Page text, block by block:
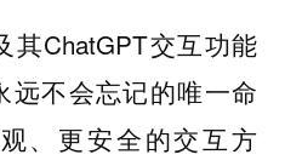
其ChatGPT交互功能
远不会忘记的唯一命
、更安全的交互方